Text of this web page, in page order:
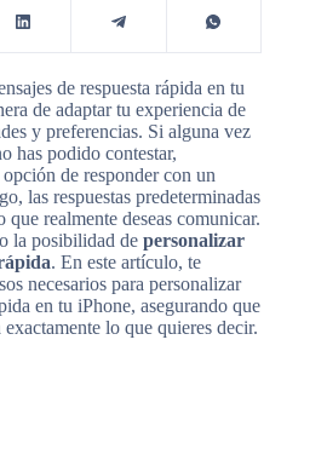
de respuesta rápida en tu
de adaptar tu experiencia de
y preferencias. Si alguna vez
has podido contestar,
de responder con un
las respuestas predeterminadas
realmente deseas comunicar.
la posibilidad de personalizar
. En este artículo, te
necesarios para personalizar
en tu iPhone, asegurando que
lo que quieres decir.